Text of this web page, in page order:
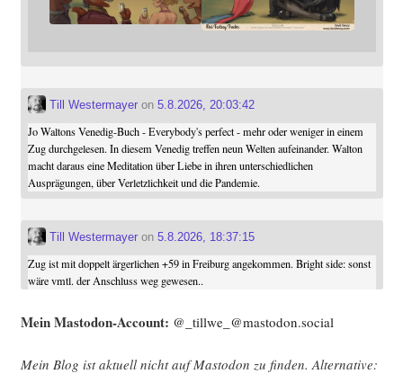
Till Westermayeron 5.8.2026, 20:03:42
Jo Waltons Venedig-Buch - Everybody's perfect - mehr oder weniger in einem
Zug durchgelesen. In diesem Venedig treffen neun Welten aufeinander. Walton
macht daraus eine Meditation über Liebe in ihren unterschiedlichen
Ausprägungen, über Verletzlichkeit und die Pandemie.
Till Westermayeron 5.8.2026, 18:37:15
Zug ist mit doppelt ärgerlichen +59 in Freiburg angekommen. Bright side: sonst
wäre vmtl. der Anschluss weg gewesen..
Mein Mast­o­don-Account: @_tillwe_@mastodon.social
Mein Blog ist aktu­ell nicht auf Mast­o­don zu fin­den. Alter­na­ti­ve: